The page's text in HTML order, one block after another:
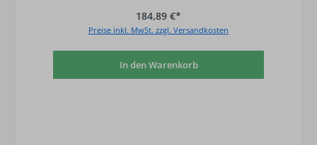
184,89 €*
Preise inkl. MwSt. zzgl. Versandkosten
In den Warenkorb